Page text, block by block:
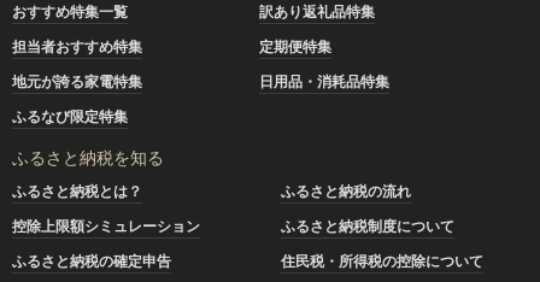
おすすめ特集一覧
訳あり返礼品特集
担当者おすすめ特集
定期便特集
地元が誇る家電特集
日用品・消耗品特集
ふるなび限定特集
ふるさと納税を知る
ふるさと納税とは？
ふるさと納税の流れ
控除上限額シミュレーション
ふるさと納税制度について
ふるさと納税の確定申告
住民税・所得税の控除について